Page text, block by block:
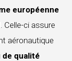
européenne
Celle-ci assure
aéronautique
de qualité